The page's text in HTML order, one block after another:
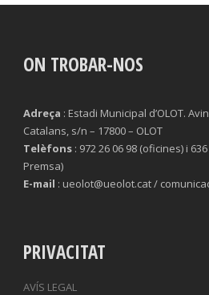
ON TROBAR-NOS
Adreça : Estadi Municipal d’OLOT.
Catalans, s/n – 17800 – OLOT
Telèfons : 972 26 06 98 (oficines) i
Premsa)
E-mail : ueolot@ueolot.cat /
PRIVACITAT
AVÍS LEGAL